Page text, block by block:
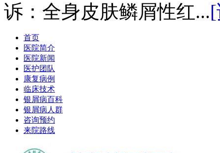
诉：全身皮肤鳞屑性红...
首页
医院简介
医院新闻
医护团队
康复病例
临床技术
银屑病百科
银屑病人群
咨询预约
来院路线